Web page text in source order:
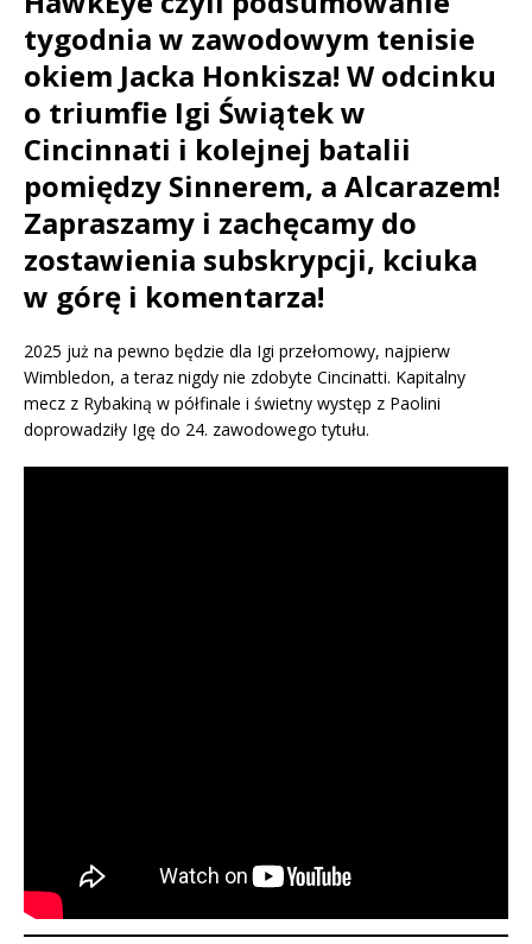
tygodnia w zawodowym tenisie
okiem Jacka Honkisza! W odcinku
o triumfie Igi Świątek w
Cincinnati i kolejnej batalii
pomiędzy Sinnerem, a Alcarazem!
Zapraszamy i zachęcamy do
zostawienia subskrypcji, kciuka
w górę i komentarza!
2025 już na pewno będzie dla Igi przełomowy, najpierw
Wimbledon, a teraz nigdy nie zdobyte Cincinatti. Kapitalny
mecz z Rybakiną w półfinale i świetny występ z Paolini
doprowadziły Igę do 24. zawodowego tytułu.